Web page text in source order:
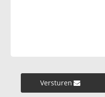
Versturen »